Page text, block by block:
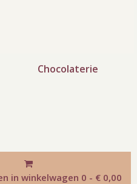
Chocolaterie
in winkelwagen 0 - € 0,00